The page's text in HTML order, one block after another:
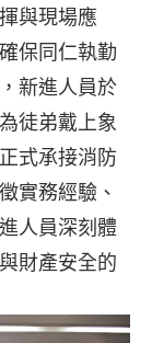
與現場應
保同仁執勤
新進人員於
徒弟戴上象
式承接消防
實務經驗、
人員深刻體
財產安全的